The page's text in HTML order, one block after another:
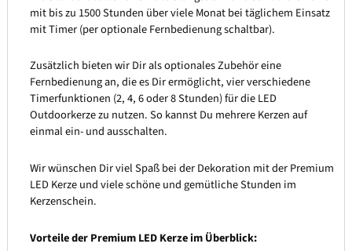
mit bis zu 1500 Stunden über viele Monat bei täglichem Einsatz
mit Timer (per optionale Fernbedienung schaltbar).
Zusätzlich bieten wir Dir als optionales Zubehör eine
Fernbedienung an, die es Dir ermöglicht, vier verschiedene
Timerfunktionen (2, 4, 6 oder 8 Stunden) für die LED
Outdoorkerze zu nutzen. So kannst Du mehrere Kerzen auf
einmal ein- und ausschalten.
Wir wünschen Dir viel Spaß bei der Dekoration mit der Premium
LED Kerze und viele schöne und gemütliche Stunden im
Kerzenschein.
Vorteile der Premium LED Kerze im Überblick: